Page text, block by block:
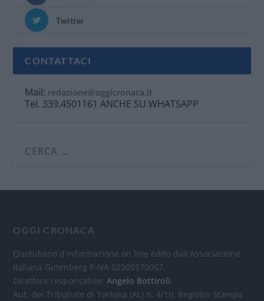
Twitter
CONTATTACI
Mail: redazione@oggicronaca.it
Tel. 339.4501161 ANCHE SU WHATSAPP
OGGI CRONACA
Quotidiano d'informazione on line edito dall'Associazione
Italiana Gutenberg P.IVA 02305570067.
Direttore responsabile:Angelo Bottiroli.
Aut. del Tribunale di Tortona (AL) n. 4/10, Registro Stampa